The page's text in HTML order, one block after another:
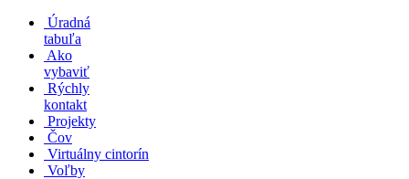
Úradná
tabuľa
Ako
vybaviť
Rýchly
kontakt
Projekty
Čov
Virtuálny cintorín
Voľby